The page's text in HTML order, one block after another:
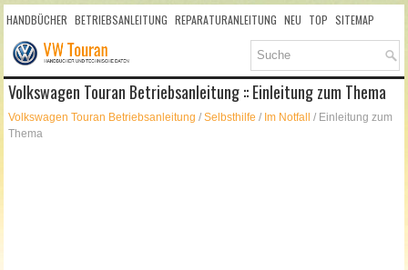
HANDBÜCHER BETRIEBSANLEITUNG REPARATURANLEITUNG NEU TOP SITEMAP
SUCHLAUF
Volkswagen Touran Betriebsanleitung :: Einleitung zum Thema
Volkswagen Touran Betriebsanleitung /Selbsthilfe / Im Notfall
/ Einleitung zum
Thema